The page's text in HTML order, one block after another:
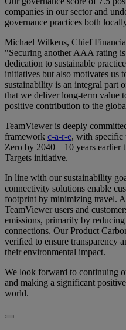
companies in our sector and
governance practices both
Michael Wilkens, Chief
"Securing another AAA rating
dedication to sustainable
initiatives but also motivates us
sustainability is an integral part
that we deliver long-term value
positive contribution to the
TeamViewer is deeply
framework c-a-r-e, with specific
Zero by 2040 – 10 years earlier
Targets initiative.
In line with our sustainability
connectivity solutions enable
footprint by minimizing travel.
TeamViewer users and
emissions, primarily by
connections. Our Product
verified to ensure transparency
their environmental impact.
We look forward to continuing
and making a significant
world.